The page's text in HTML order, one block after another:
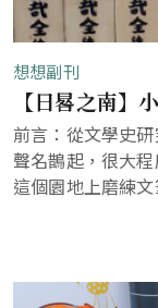
想想副刊
【日晷之南
前言：從文學史
聲名鵲起，很大
這個園地上磨練